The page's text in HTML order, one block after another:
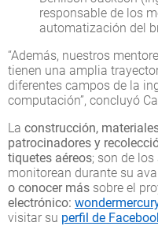
responsable de los
automatización del
“Además, nuestros
tienen una amplia
diferentes campos de la
computación”, concluyó
La construcción,
patrocinadores y
tiquetes aéreos; son de
monitorean durante su
o conocer más sobre el
electrónico:
visitar su perfil de